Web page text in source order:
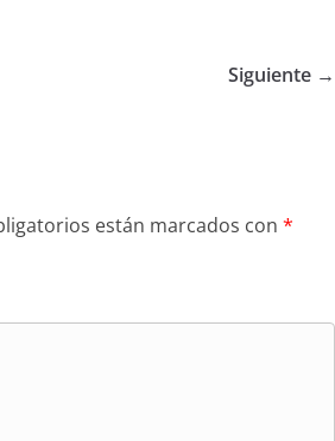
Siguiente →
están marcados con *